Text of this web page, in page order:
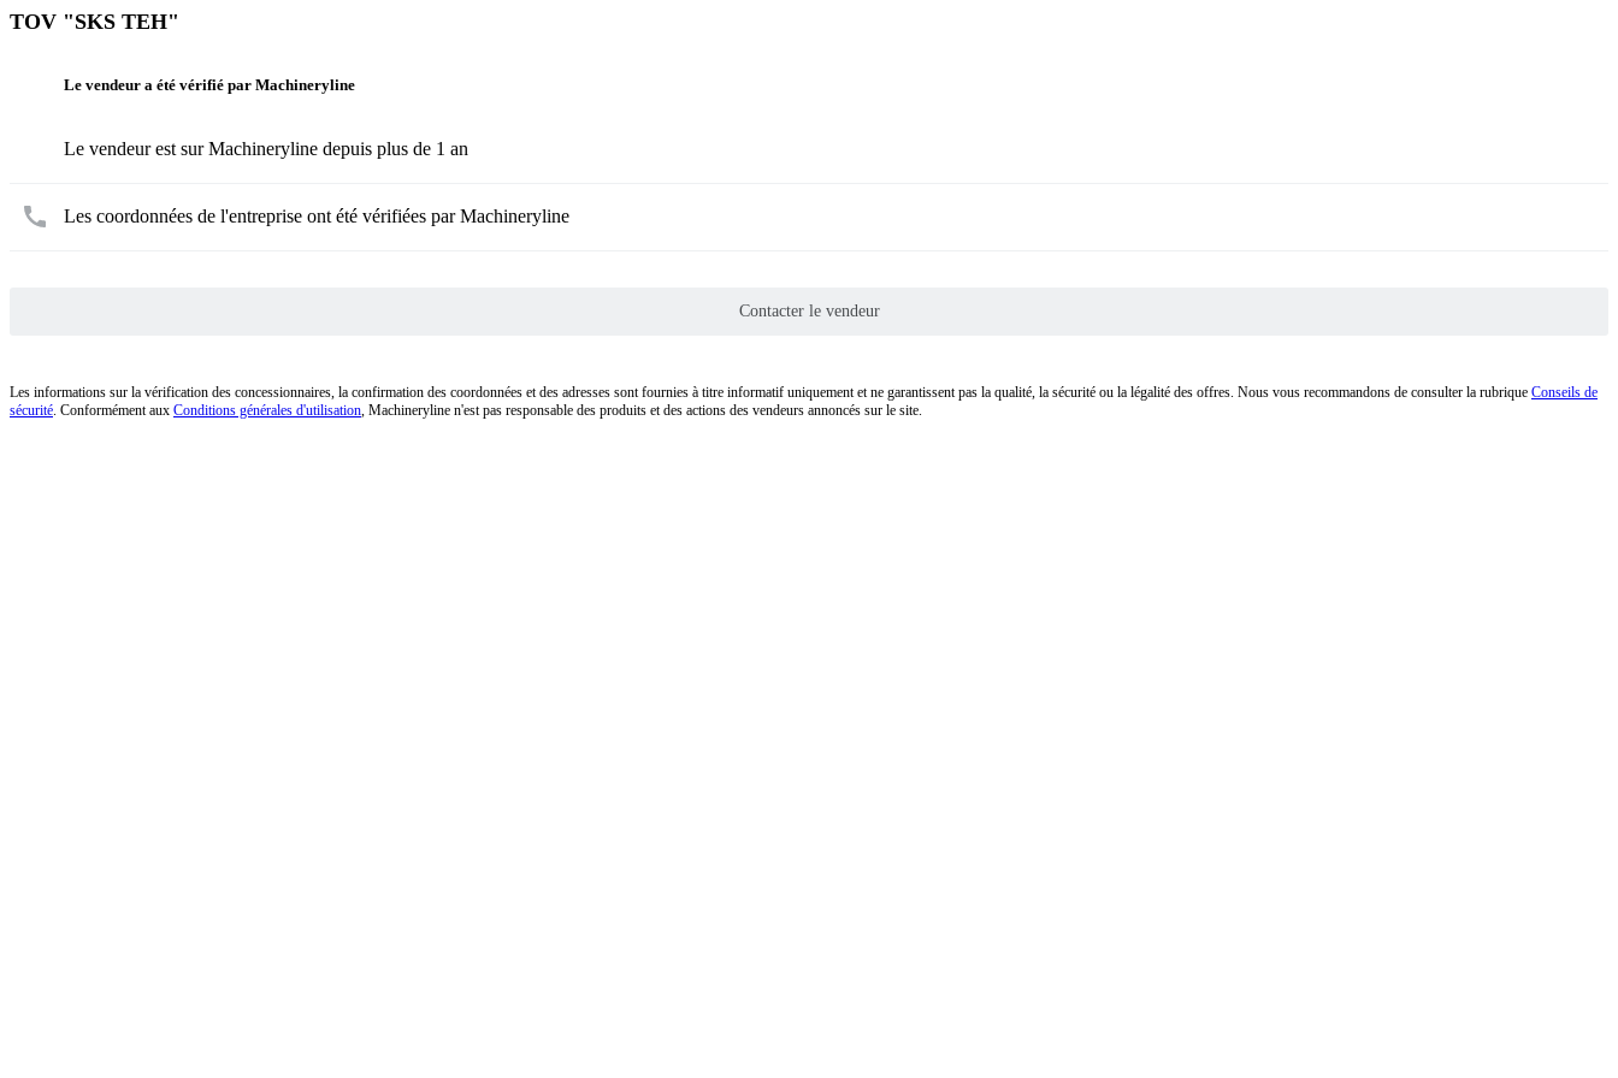
TOV "SKS TEH"
Le vendeur a été vérifié par Machineryline
Le vendeur est sur Machineryline depuis plus de 1 an
Les coordonnées de l'entreprise ont été vérifiées par Machineryline
Contacter le vendeur
Les informations sur la vérification des concessionnaires, la confirmation des coordonnées et des adresses sont fournies à titre informatif uniquement et ne garantissent pas la qualité, la sécurité ou la légalité des offres. Nous vous recommandons de consulter la rubrique Conseils de
sécurité. Conformément aux Conditions générales d'utilisation, Machineryline n'est pas responsable des produits et des actions des vendeurs annoncés sur le site.